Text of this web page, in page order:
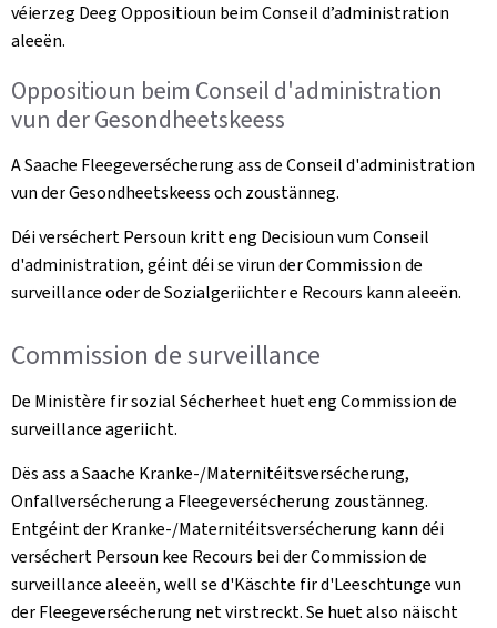
véierzeg Deeg Oppositioun beim Conseil d’administration
aleeën.
Oppositioun beim Conseil d'administration
vun der Gesondheetskeess
A Saache Fleegeversécherung ass de Conseil d'administration
vun der Gesondheetskeess och zoustänneg.
Déi verséchert Persoun kritt eng Decisioun vum Conseil
d'administration, géint déi se virun der Commission de
surveillance oder de Sozialgeriichter e Recours kann aleeën.
Commission de surveillance
De Ministère fir sozial Sécherheet huet eng Commission de
surveillance ageriicht.
Dës ass a Saache Kranke-/Maternitéitsversécherung,
Onfallversécherung a Fleegeversécherung zoustänneg.
Entgéint der Kranke-/Maternitéitsversécherung kann déi
verséchert Persoun kee Recours bei der Commission de
surveillance aleeën, well se d'Käschte fir d'Leeschtunge vun
der Fleegeversécherung net virstreckt. Se huet also näischt